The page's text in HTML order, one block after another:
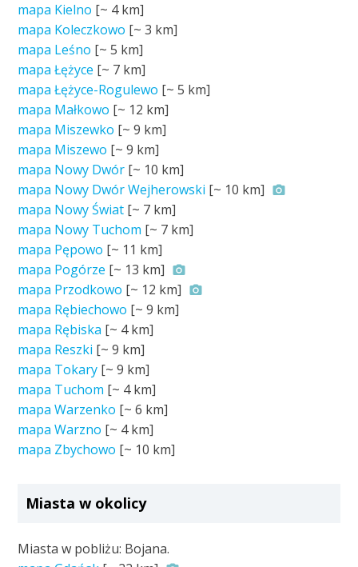
mapa Kielno [~ 4 km]
mapa Koleczkowo [~3 km]
mapa Leśno [~5 km]
mapa Łężyce [~ 7 km]
mapa Łężyce-Rogulewo [~5 km]
mapa Małkowo [~ 12 km]
mapa Miszewko [~9 km]
mapa Miszewo [~9 km]
mapa Nowy Dwór [~ 10 km]
mapa Nowy Dwór Wejherowski [~ 10 km]
mapa Nowy Świat [~ 7 km]
mapa Nowy Tuchom [~ 7 km]
mapa Pępowo [~ 11 km]
mapa Pogórze [~ 13 km]
mapa Przodkowo [~ 12 km]
mapa Rębiechowo [~9 km]
mapa Rębiska [~ 4 km]
mapa Reszki [~9 km]
mapa Tokary [~9 km]
mapa Tuchom [~ 4 km]
mapa Warzenko [~6 km]
mapa Warzno [~ 4 km]
mapa Zbychowo [~ 10 km]
Miasta w okolicy
Miasta w pobliżu: Bojana.